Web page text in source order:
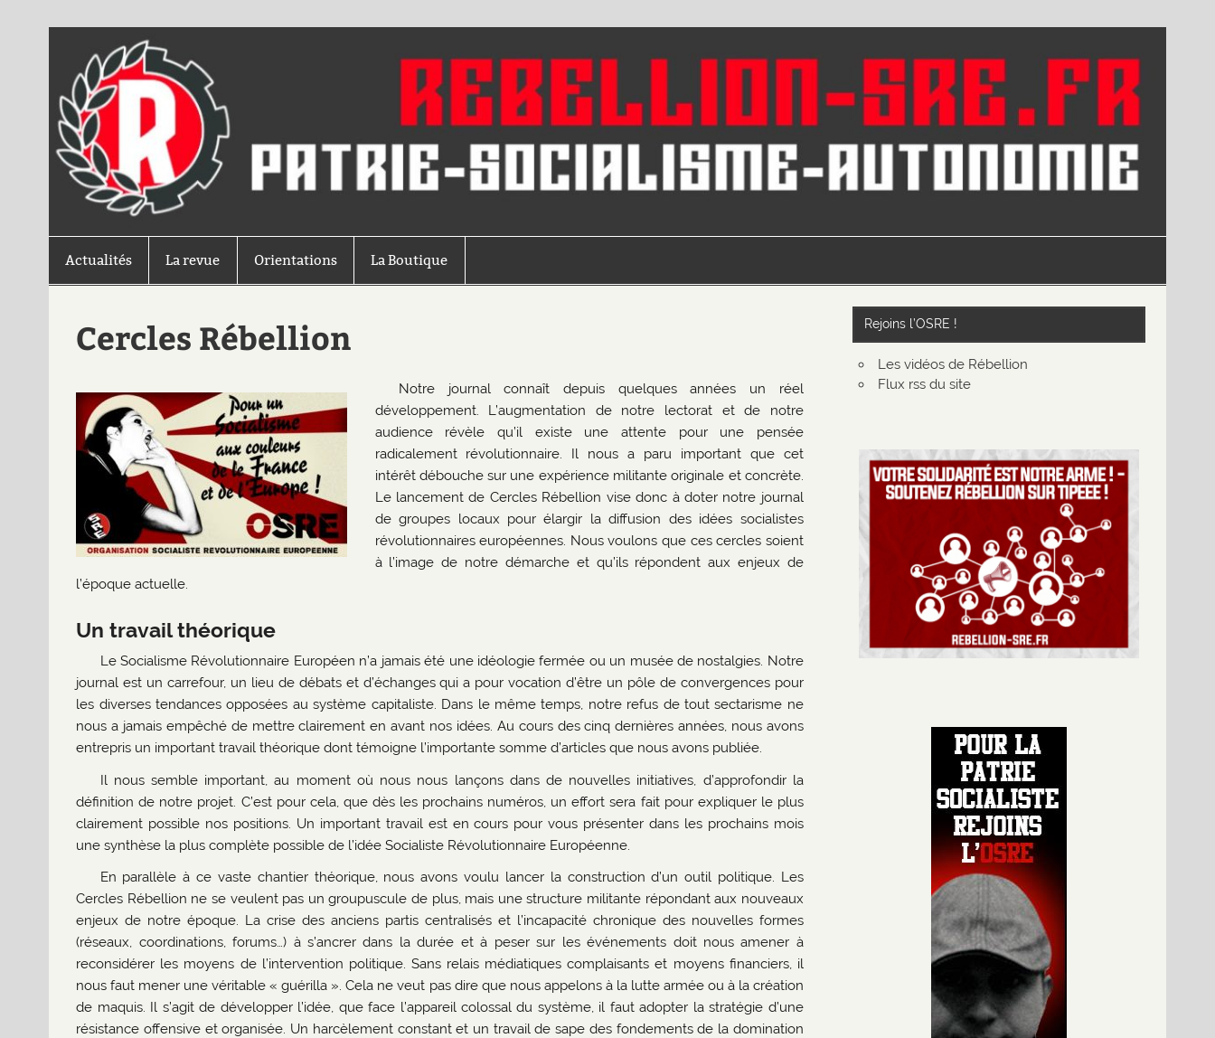
Actualités La revue Orientations La Boutique
Cercles Rébellion
Notre journal connaît depuis quelques années un réel
développement. L’augmentation de notre lectorat et de notre
audience révèle qu’il existe une attente pour une pensée
radicalement révolutionnaire. Il nous a paru important que cet
intérêt débouche sur une expérience militante originale et concrète.
Le lancement de Cercles Rébellion vise donc à doter notre journal
de groupes locaux pour élargir la diffusion des idées socialistes
révolutionnaires européennes. Nous voulons que ces cercles soient
à l’image de notre démarche et qu’ils répondent aux enjeux de
l’époque actuelle.
Un travail théorique
Le Socialisme Révolutionnaire Européen n’a jamais été une idéologie fermée ou un musée de nostalgies. Notre
journal est un carrefour, un lieu de débats et d’échanges qui a pour vocation d’être un pôle de convergences pour
les diverses tendances opposées au système capitaliste. Dans le même temps, notre refus de tout sectarisme ne
nous a jamais empêché de mettre clairement en avant nos idées. Au cours des cinq dernières années, nous avons
entrepris un important travail théorique dont témoigne l’importante somme d’articles que nous avons publiée.
Il nous semble important, au moment où nous nous lançons dans de nouvelles initiatives, d’approfondir la
définition de notre projet. C’est pour cela, que dès les prochains numéros, un effort sera fait pour expliquer le plus
clairement possible nos positions. Un important travail est en cours pour vous présenter dans les prochains mois
une synthèse la plus complète possible de l’idée Socialiste Révolutionnaire Européenne.
En parallèle à ce vaste chantier théorique, nous avons voulu lancer la construction d’un outil politique. Les
Cercles Rébellion ne se veulent pas un groupuscule de plus, mais une structure militante répondant aux nouveaux
enjeux de notre époque. La crise des anciens partis centralisés et l’incapacité chronique des nouvelles formes
(réseaux, coordinations, forums…) à s’ancrer dans la durée et à peser sur les événements doit nous amener à
reconsidérer les moyens de l’intervention politique. Sans relais médiatiques complaisants et moyens financiers, il
nous faut mener une véritable « guérilla ». Cela ne veut pas dire que nous appelons à la lutte armée ou à la création
de maquis. Il s’agit de développer l’idée, que face l’appareil colossal du système, il faut adopter la stratégie d’une
résistance offensive et organisée. Un harcèlement constant et un travail de sape des fondements de la domination
Rejoins l’OSRE !
Les vidéos de Rébellion
Flux rss du site